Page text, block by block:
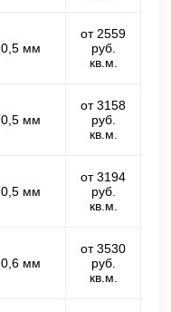
0,5 мм
от 2559
руб.
кв.м.
0,5 мм
от 3158
руб.
кв.м.
0,5 мм
от 3194
руб.
кв.м.
0,6 мм
от 3530
руб.
кв.м.